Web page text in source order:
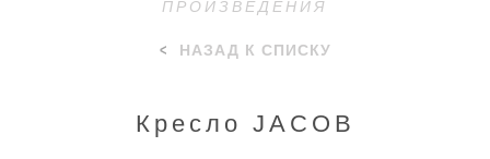
ПРОИЗВЕДЕНИЯ
НАЗАД К СПИСКУ
Кресло JACOB